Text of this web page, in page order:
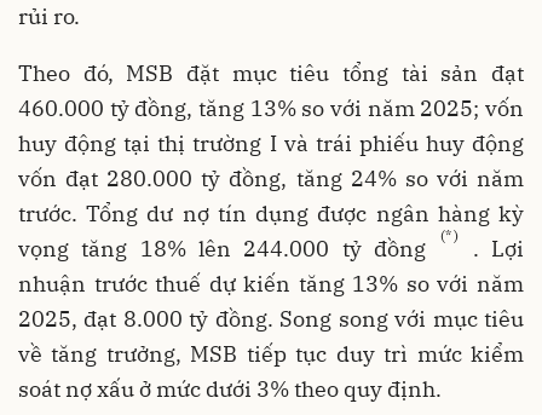
rủi ro.
Theo đó, MSB đặt mục tiêu tổng tài sản đạt
460.000 tỷ đồng, tăng 13% so với năm 2025; vốn
huy động tại thị trường I và trái phiếu huy động
vốn đạt 280.000 tỷ đồng, tăng 24% so với năm
trước. Tổng dư nợ tín dụng được ngân hàng kỳ
vọng tăng 18% lên 244.000 tỷ đồng
(*)
. Lợi
nhuận trước thuế dự kiến tăng 13% so với năm
2025, đạt 8.000 tỷ đồng. Song song với mục tiêu
về tăng trưởng, MSB tiếp tục duy trì mức kiểm
soát nợ xấu ở mức dưới 3% theo quy định.